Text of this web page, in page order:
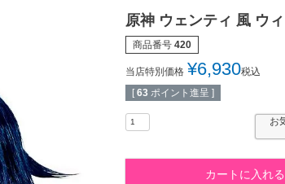
原神 ウェンティ 風 ウ
商品番号 420
当店特別価格 ¥6,930税込
[ 63 ポイント進呈 ]
お
カートに入れる